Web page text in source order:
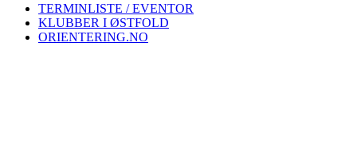
TERMINLISTE / EVENTOR
KLUBBER I ØSTFOLD
ORIENTERING.NO